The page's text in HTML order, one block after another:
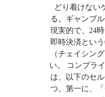
どり着けない
る。ギャンブ
現実的で、24
即時決済とい
（チェイシン
い。 コンプラ
は、以下のセ
つ。第一に、